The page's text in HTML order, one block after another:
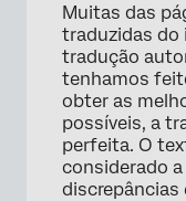
Muitas das
traduzidas do
tradução
tenhamos
obter as
possíveis, a
perfeita. O
considerado
discrepâncias